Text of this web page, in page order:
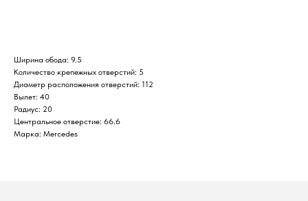
Ширина обода: 9.5
Количество крепежных отверстий: 5
Диаметр расположения отверстий: 112
Вылет: 40
Радиус: 20
Центральное отверстие: 66.6
Марка: Mercedes